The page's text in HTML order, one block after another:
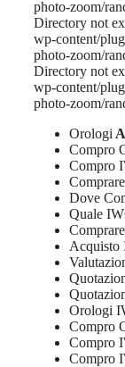
photo-zoom/
Directory not
wp-content/
photo-zoom/
Directory not
wp-content/
photo-zoom/
Orologi
Compro
Compro
Dove
Quale
Acquisto
Orologi
Compro
Compro
Compro